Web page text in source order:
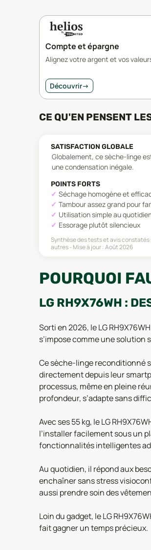
Compte et épargne
Alignez votre argent et vos
Découvrir→
CE QU'EN PENSENT
SATISFACTION GLOBALE
Globalement, ce sèche-linge
une condensation inégale.
POINTS FORTS
Séchage homogène et
Tambour assez grand pour
Utilisation simple au
Essorage plutôt silencieux
Synthèse des tests et avis constatés
autres Mise à jour :Août 2026
POURQUOI
LG RH9X76WH :
Sorti en 2026, le LG
s’impose comme une
Ce sèche-linge reconditionné
directement depuis leur
processus, même en pleine
profondeur, s’adapte sans
Avec ses 55 kg, le LG
l’installer facilement sous un
fonctionnalités intelligentes
Au quotidien, il répond aux
enchaîner sans stress
aussi prendre soin des
Loin du gadget, le LG
fait gagner un temps précieux.